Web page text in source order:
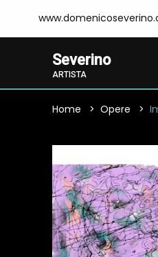
Severino
ARTISTA
Home Opere